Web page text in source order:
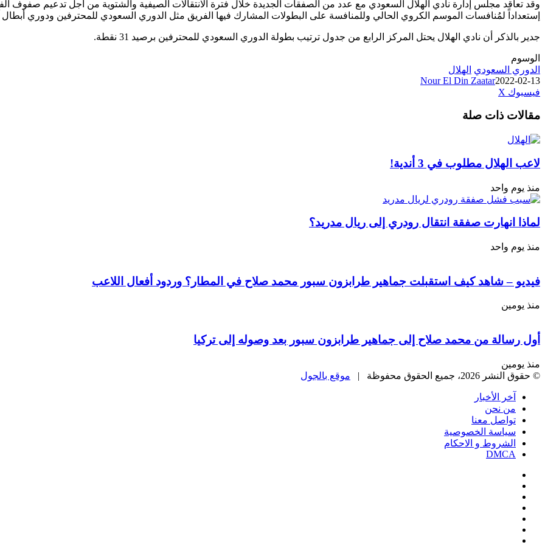
وقد تعاقد مجلس إدارة نادي الهلال السعودي مع عدد من الصفقات الجديدة خلال فترة الانتقالات الصيفية والشتوية من أجل تدعيم صفوف
إستعداداً لمُنافسات الموسم الكروي الحالي وللمنافسة على البطولات المشارك فيها الفريق مثل الدوري السعودي للمحترفين ودوري أبطال
جدير بالذكر أن نادي الهلال يحتل المركز الرابع من جدول ترتيب بطولة الدوري السعودي للمحترفين برصيد 31 نقطة.
الوسوم
الدوري السعودي الهلال
Nour El Din Zaatar2022-02-13
فيسبوك ‫X
البريد
مقالات ذات صلة
لاعب الهلال مطلوب في 3 أندية!
منذ يوم واحد
لماذا انهارت صفقة انتقال رودري إلى ريال مدريد؟
منذ يوم واحد
فيديو – شاهد كيف استقبلت جماهير طرابزون سبور محمد صلاح في المطار؟ وردود أفعال اللاعب
منذ يومين
أول رسالة من محمد صلاح إلى جماهير طرابزون سبور بعد وصوله إلى تركيا
منذ يومين
© حقوق النشر 2026، جميع الحقوق محفوظة |
موقع بالجول
آخر الأخبار
من نحن
تواصل معنا
سياسة الخصوصية
الشروط و الاحكام
DMCA